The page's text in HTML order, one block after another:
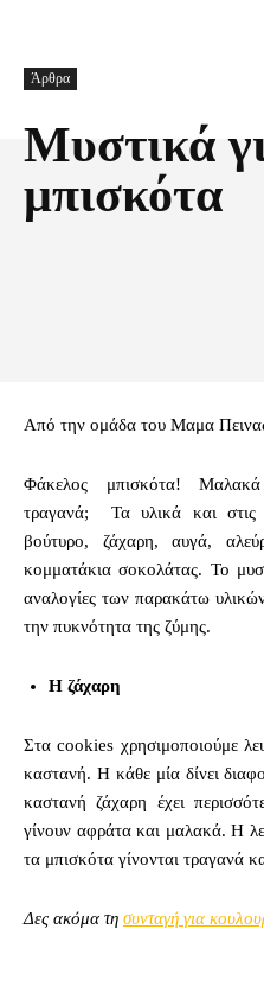
Άρθρα
Μυστικά
μπισκότα
Από την ομάδα του Μαμα
Φάκελος μπισκότα!
τραγανά; Τα υλικά και στις
βούτυρο, ζάχαρη, αυγά,
κομματάκια σοκολάτας. Το
αναλογίες των παρακάτω
την πυκνότητα της ζύμης.
Η ζάχαρη
Στα cookies χρησιμοποιούμε
καστανή. Η κάθε μία δίνει
καστανή ζάχαρη έχει
γίνουν αφράτα και μαλακά. Η
τα μπισκότα γίνονται τραγανά
Δες ακόμα τη συνταγή για